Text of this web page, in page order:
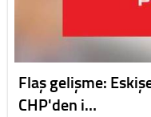
Flaş gelişme:
CHP'den i…